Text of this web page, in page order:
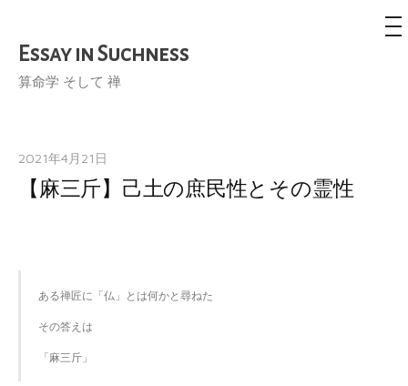
コ
ン
プ
Essay in Suchness
算命学 そして 禅
メ
ニ
2021年4月21日
【麻三斤】己土の庶民性とその霊性
ある禅匠に「仏」とは何かと尋ねた
その答えは
「麻三斤」